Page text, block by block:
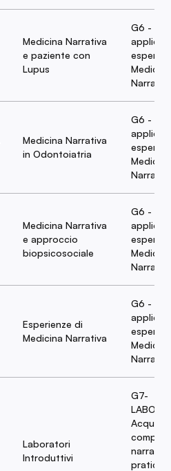
Medicina Narrativa
e paziente con
Lupus
G6 -
Medicina
Medicina Narrativa
in Odontoiatria
G6 -
Medicina
Medicina Narrativa
e approccio
biopsicosociale
G6 -
Medicina
Esperienze di
Medicina Narrativa
G6 -
Medicina
Laboratori
Introduttivi
G7-
pratica